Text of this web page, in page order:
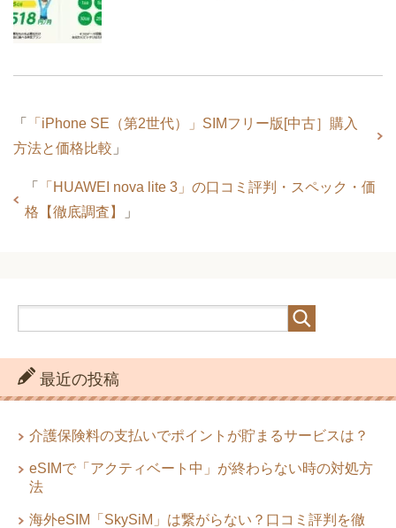
「
「iPhone SE（第2世代）」SIMフリー版[中古］購入
方法と価格比較 」
「
「HUAWEI nova lite 3」の口コミ評判・スペック・価
格【徹底調査】
」
最近の投稿
介護保険料の支払いでポイントが貯まるサービスは？
eSIMで「アクティベート中」が終わらない時の対処方
法
海外eSIM「SkySiM」は繋がらない？口コミ評判を徹